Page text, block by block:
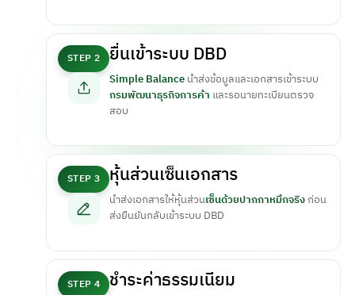
STEP 2 ยื่นเข้าระบบ DBD
Simple Balanceนำส่งข้อมูลและเอกสารเข้าระบบ
กรมพัฒนาธุรกิจการค้า และรอนายทะเบียนตรวจ
สอบ
STEP 3 หุ้นส่วนเซ็นเอกสาร
นำส่งเอกสารให้หุ้นส่วนเซ็นด้วยปากกาหมึกจริงก่อน
ส่งยืนยันกลับเข้าระบบ DBD
STEP 4 ชำระค่าธรรมเนียม